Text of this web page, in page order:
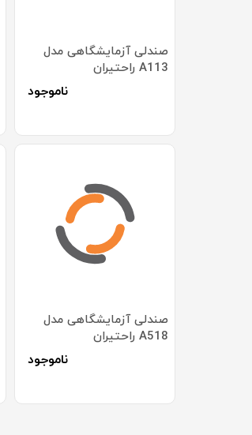
صندلی آزمایشگاهی مدل
A113 راحتیران
ناموجود
صندلی آزمایشگاهی مدل
A518 راحتیران
ناموجود